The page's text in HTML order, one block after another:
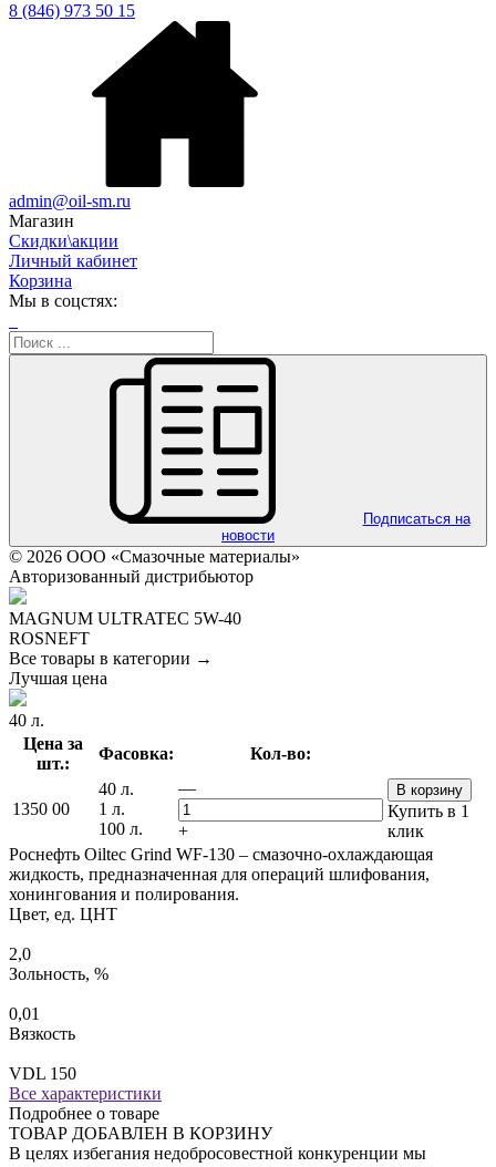
8 (846) 973 50 15
admin@oil-sm.ru
Магазин
Скидки\акции
Личный кабинет
Корзина
Мы в соцстях:
Подписаться на
новости
© 2026 ООО «Смазочные материалы»
Авторизованный дистрибьютор
MAGNUM ULTRATEC 5W-40
ROSNEFT
Все товары в категории →
Лучшая цена
40 л.
Цена за
шт.:
Фасовка: Кол-во:
1350 00
40 л.
1 л.
100 л.
—
+
В корзину
Купить в 1
клик
Роснефть Oiltec Grind WF-130 – смазочно-охлаждающая
жидкость, предназначенная для операций шлифования,
хонингования и полирования.
Цвет, ед. ЦНТ
2,0
Зольность, %
0,01
Вязкость
VDL 150
Все характеристики
Подробнее о товаре
ТОВАР ДОБАВЛЕН В КОРЗИНУ
В целях избегания недобросовестной конкуренции мы